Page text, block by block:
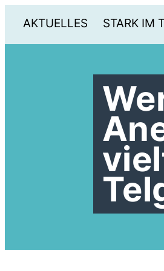
AKTUELLES STARK IM